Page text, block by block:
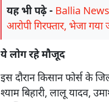
यह भी पढ़े - Ballia
आरोपी गिरफ्तार, भेजा
ये लोग रहे मौजूद
इस दौरान किसान फोर्स के
श्याम बिहारी, लालू यादव,